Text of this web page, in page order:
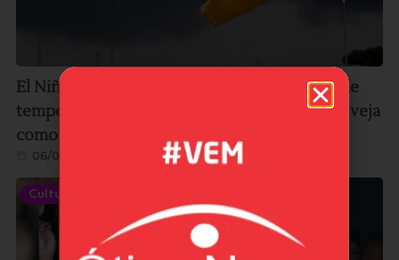
El Niño pode ganhar força e aumentar risco de
temporais nos próximos meses no Sul de SC; veja
como se preparar
06/08/2026
Cultura